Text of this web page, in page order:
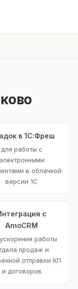
в 1С:Фреш
для работы с
электронными
в облачной
версии 1С
с
AmoCRM
работы
продаж и
отправки КП
и договоров